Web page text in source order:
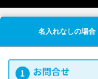
名入れなしの場合